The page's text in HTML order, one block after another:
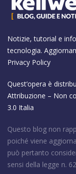
Notizie, tutorial e
tecnologia.
Privacy Policy
Quest’opera è
Attribuzione – Non
3.0 Italia
Questo blog non
poiché viene
può pertanto
sensi della legge n.